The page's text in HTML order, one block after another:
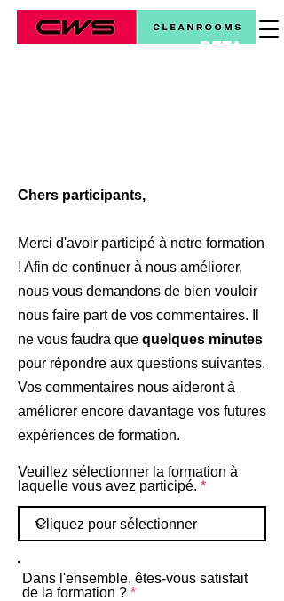
BETA
Chers participants,
Merci d'avoir participé à notre formation
! Afin de continuer à nous améliorer,
nous vous demandons de bien vouloir
nous faire part de vos commentaires. Il
ne vous faudra que quelques minutes
pour répondre aux questions suivantes.
Vos commentaires nous aideront à
améliorer encore davantage vos futures
expériences de formation.
Veuillez sélectionner la formation à
laquelle vous avez participé.
Dans l'ensemble, êtes-vous satisfait
de la formation ? *